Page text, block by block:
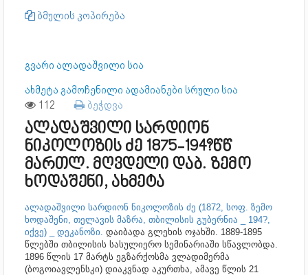
ბმულის კოპირება
გვარი ალადაშვილი სია
ახმეტა გამოჩენილი ადამიანები სრული სია
112 ბეჭდვა
ალადაშვილი სარდიონ
ნიკოლოზის ძე 1875-194?წწ
მართლ. მღვდელი დაბ. ზემო
ხოდაშენი, ახმეტა
ალადაშვილი სარდიონ ნიკოლოზის ძე (1872, სოფ. ზემო
ხოდაშენი, თელავის მაზრა, თბილისის გუბერნია _ 194?,
იქვე) _ დეკანოზი. დაიბადა გლეხის ოჯახში. 1889-1895
წლებში თბილისის სასულიერო სემინარიაში სწავლობდა.
1896 წლის 17 მარტს ეგზარქოსმა ვლადიმერმა
(ბოგოიავლენსკი) დიაკვნად აკურთხა, ამავე წლის 21